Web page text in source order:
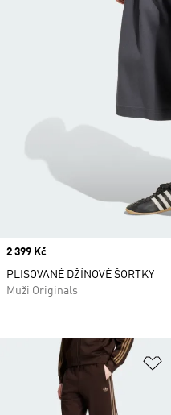
Price
2 399 Kč
PLISOVANÉ DŽÍNOVÉ ŠORTKY
Muži Originals